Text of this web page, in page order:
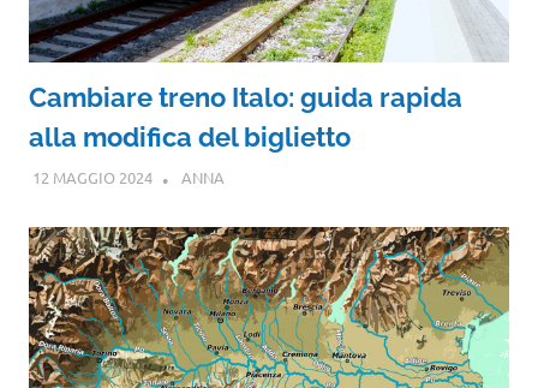
Cambiare treno Italo: guida rapida
alla modifica del biglietto
12 MAGGIO 2024 ANNA